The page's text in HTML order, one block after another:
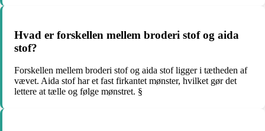
Hvad er forskellen mellem broderi stof og aida
stof?
Forskellen mellem broderi stof og aida stof ligger i tætheden af
vævet. Aida stof har et fast firkantet mønster, hvilket gør det
lettere at tælle og følge mønstret. §